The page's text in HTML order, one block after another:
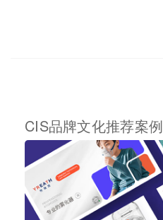
CIS品牌文化推荐案例